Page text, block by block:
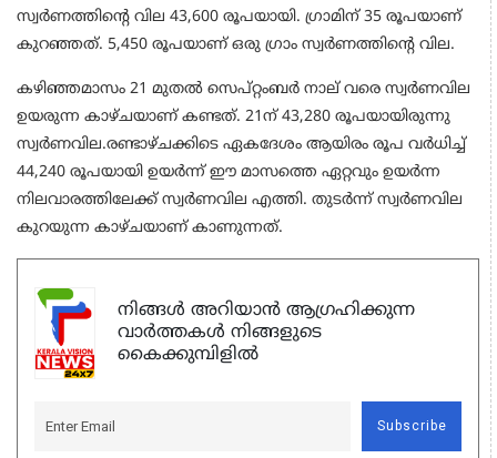
സ്വര്‍ണത്തിന്റെ വില 43,600 രൂപയായി. ഗ്രാമിന് 35 രൂപയാണ്
കുറഞ്ഞത്. 5,450 രൂപയാണ് ഒരു ഗ്രാം സ്വര്‍ണത്തിന്റെ വില.
കഴിഞ്ഞമാസം 21 മുതല്‍ സെപ്റ്റംബര്‍ നാല് വരെ സ്വര്‍ണവില
ഉയരുന്ന കാഴ്ചയാണ് കണ്ടത്. 21ന് 43,280 രൂപയായിരുന്നു
സ്വര്‍ണവില.രണ്ടാഴ്ചക്കിടെ ഏകദേശം ആയിരം രൂപ വര്‍ധിച്ച്
44,240 രൂപയായി ഉയര്‍ന്ന് ഈ മാസത്തെ ഏറ്റവും ഉയര്‍ന്ന
നിലവാരത്തിലേക്ക് സ്വര്‍ണവില എത്തി. തുടര്‍ന്ന് സ്വര്‍ണവില
കുറയുന്ന കാഴ്ചയാണ് കാണുന്നത്.
നിങ്ങൾ അറിയാൻ ആഗ്രഹിക്കുന്ന
വാർത്തകൾ നിങ്ങളുടെ
കൈക്കുമ്പിളിൽ
Subscribe